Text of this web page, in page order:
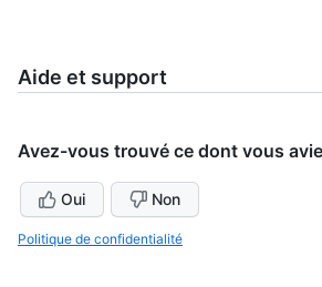
Aide et support
Avez-vous trouvé ce dont vous
Oui Non
Politique de confidentialité